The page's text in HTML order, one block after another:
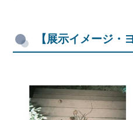
【展示イメージ・